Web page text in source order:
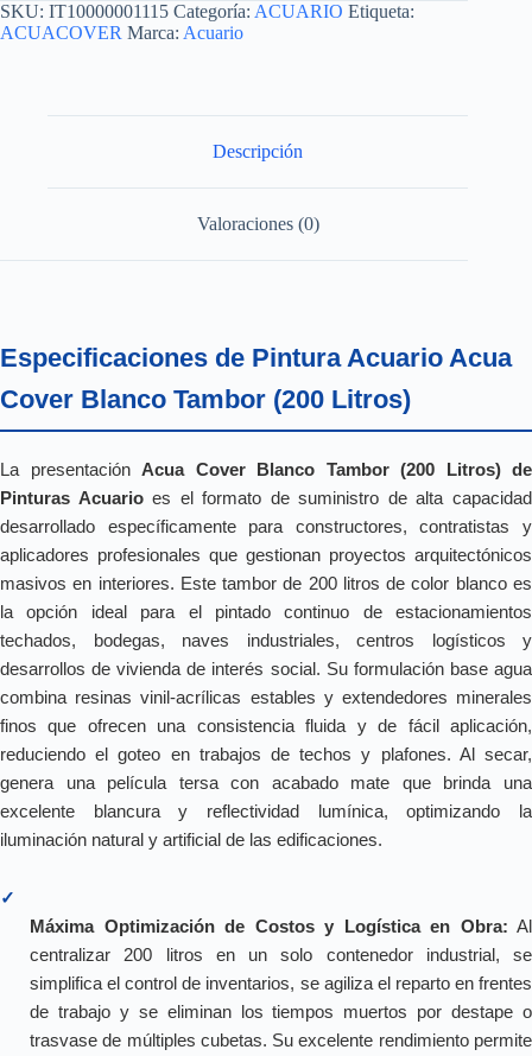
SKU: IT10000001115 Categoría: ACUARIO Etiqueta:
ACUACOVER Marca: Acuario
Descripción
Valoraciones (0)
Especificaciones de Pintura Acuario Acua
Cover Blanco Tambor (200 Litros)
La presentación Acua Cover Blanco Tambor (200 Litros) de
Pinturas Acuarioes el formato de suministro de alta capacidad
desarrollado específicamente para constructores, contratistas y
aplicadores profesionales que gestionan proyectos arquitectónicos
masivos en interiores. Este tambor de 200 litros de color blanco es
la opción ideal para el pintado continuo de estacionamientos
techados, bodegas, naves industriales, centros logísticos y
desarrollos de vivienda de interés social. Su formulación base agua
combina resinas vinil-acrílicas estables y extendedores minerales
finos que ofrecen una consistencia fluida y de fácil aplicación,
reduciendo el goteo en trabajos de techos y plafones. Al secar,
genera una película tersa con acabado mate que brinda una
excelente blancura y reflectividad lumínica, optimizando la
iluminación natural y artificial de las edificaciones.
✓
Máxima Optimización de Costos y Logística en Obra: Al
centralizar 200 litros en un solo contenedor industrial, se
simplifica el control de inventarios, se agiliza el reparto en frentes
de trabajo y se eliminan los tiempos muertos por destape o
trasvase de múltiples cubetas. Su excelente rendimiento permite